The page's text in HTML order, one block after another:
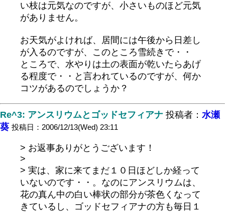
い枝は元気なのですが、小さいものほど元気
がありません。
お天気がよければ、居間には午後から日差し
が入るのですが、このところ雪続きで・・
ところで、水やりは土の表面が乾いたらあげ
る程度で・・と言われているのですが、何か
コツがあるのでしょうか？
Re^3: アンスリウムとゴッドセフィアナ 投稿者： 水瀬
葵 投稿日：2006/12/13(Wed) 23:11
> お返事ありがとうございます！
>
> 実は、家に来てまだ１０日ほどしか経って
いないのです・・。なのにアンスリウムは、
花の真ん中の白い棒状の部分が茶色くなって
きているし、ゴッドセフィアナの方も毎日１